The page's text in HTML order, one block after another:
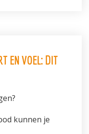
EN VOEL: DIT
kunnen je